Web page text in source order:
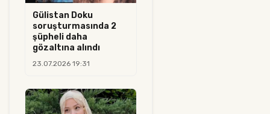
Gülistan Doku
soruşturmasında 2
şüpheli daha
gözaltına alındı
23.07.2026 19:31